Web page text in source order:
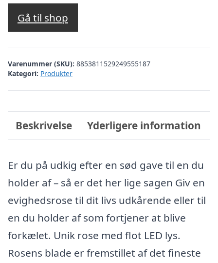
Gå til shop
Varenummer (SKU): 8853811529249555187
Kategori: Produkter
Beskrivelse Yderligere information
Er du på udkig efter en sød gave til en du
holder af – så er det her lige sagen Giv en
evighedsrose til dit livs udkårende eller til
en du holder af som fortjener at blive
forkælet. Unik rose med flot LED lys.
Rosens blade er fremstillet af det fineste